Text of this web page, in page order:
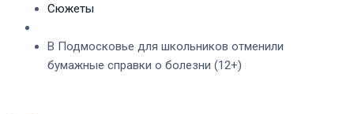
Сюжеты
В Подмосковье для школьников отменили
бумажные справки о болезни (12+)